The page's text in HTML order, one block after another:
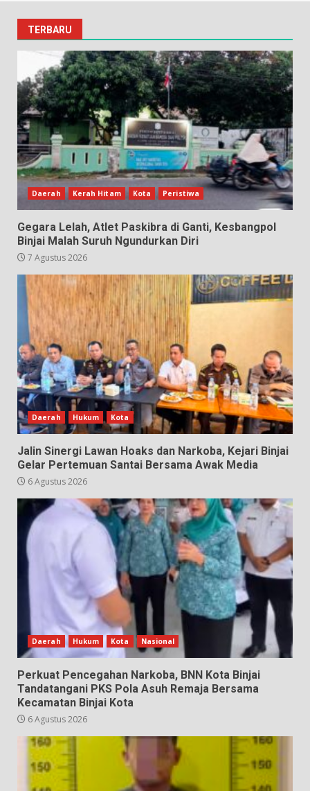
TERBARU
Daerah Kerah Hitam Kota Peristiwa
Gegara Lelah, Atlet Paskibra di Ganti, Kesbangpol
Binjai Malah Suruh Ngundurkan Diri
7 Agustus 2026
Daerah Hukum Kota
Jalin Sinergi Lawan Hoaks dan Narkoba, Kejari Binjai
Gelar Pertemuan Santai Bersama Awak Media
6 Agustus 2026
Daerah Hukum Kota Nasional
Perkuat Pencegahan Narkoba, BNN Kota Binjai
Tandatangani PKS Pola Asuh Remaja Bersama
Kecamatan Binjai Kota
6 Agustus 2026